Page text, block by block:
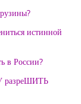
истинной
в России?